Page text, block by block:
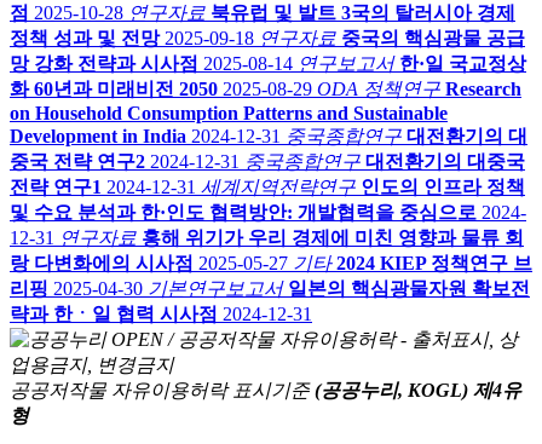
점 2025-10-28 연구자료 북유럽 및 발트 3국의 탈러시아 경제
정책 성과 및 전망 2025-09-18 연구자료 중국의 핵심광물 공급
망 강화 전략과 시사점 2025-08-14 연구보고서 한·일 국교정상
화 60년과 미래비전 2050 2025-08-29 ODA 정책연구 Research
on Household Consumption Patterns and Sustainable
Development in India 2024-12-31 중국종합연구 대전환기의 대
중국 전략 연구2 2024-12-31 중국종합연구 대전환기의 대중국
전략 연구1 2024-12-31 세계지역전략연구 인도의 인프라 정책
및 수요 분석과 한·인도 협력방안: 개발협력을 중심으로 2024-
12-31 연구자료 홍해 위기가 우리 경제에 미친 영향과 물류 회
랑 다변화에의 시사점 2025-05-27 기타 2024 KIEP 정책연구 브
리핑 2025-04-30 기본연구보고서 일본의 핵심광물자원 확보전
략과 한ㆍ일 협력 시사점 2024-12-31
공공저작물 자유이용허락 표시기준 (공공누리, KOGL) 제4유
형